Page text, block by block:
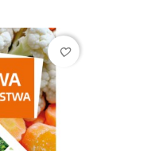
favorite_border